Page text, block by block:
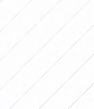
Rosario 6-1 Ferro
Juli Aviera)
Vélez 0-1 Newells
Racing 1-2 River
Banfield 2-2 SAT
Estudiantes 4-0